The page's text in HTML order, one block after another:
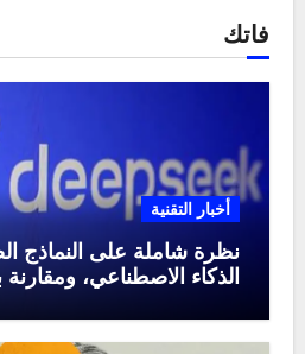
فاتك
أخبار التقنية
نظرة شاملة على النماذج
الذكاء الاصطناعي، ومقارنة